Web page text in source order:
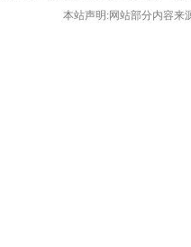
本站声明:网站部分内容来